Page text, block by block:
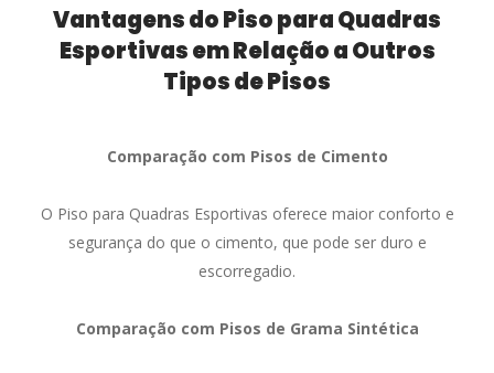
Vantagens do Piso para Quadras
Esportivas em Relação a Outros
Tipos de Pisos
Comparação com Pisos de Cimento
O Piso para Quadras Esportivas oferece maior conforto e
segurança do que o cimento, que pode ser duro e
escorregadio.
Comparação com Pisos de Grama Sintética